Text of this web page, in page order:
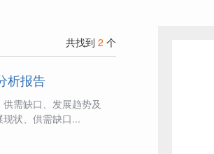
共找到 2 个
析报告
需缺口、发展趋势及
状、供需缺口...